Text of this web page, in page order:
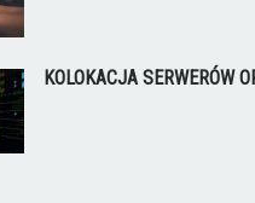
KOLOKACJA SERWERÓW